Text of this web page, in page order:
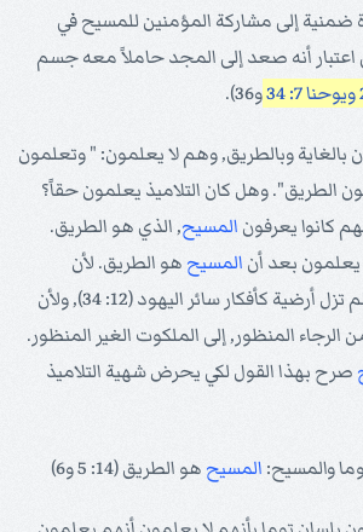
ضمنية إلى مشاركة المؤمنين للمسيح في
أنه صعد إلى المجد حاملاً معه جسم
ويوحنا 7: 34 و36).
بالغاية وبالطريق, وهم لا يعلمون: " وتعلمون
الطريق". وهل كان التلاميذ يعلمون حقاً؟
كانوا يعرفون المسيح, الذي هو الطريق.
يعلمون بعد أن المسيحهو الطريق. لأن
, لم تزل أرضية كأفكار سائر اليهود (12: 34), ولأن
الرجاء المنظور, إلى الملكوت الغير المنظور.
صرح بهذا القول لكي يحرض شهية التلاميذ
والمسيح: المسيح هو الطريق (14: 5 و6)